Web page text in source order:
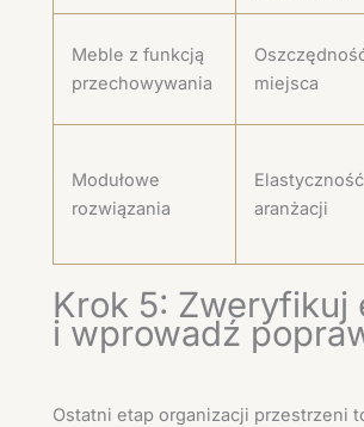
Meble z funkcją
przechowywania
miejsca
Modułowe
rozwiązania
Elastyczność
aranżacji
Krok 5: Zweryfikuj
i wprowadź
Ostatni etap organizacji przestrzeni